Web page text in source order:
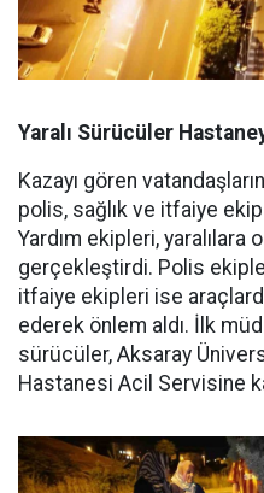
Yaralı Sürücüler
Kazayı gören
polis, sağlık ve itfaiye
Yardım ekipleri, yaralılara
gerçekleştirdi. Polis
itfaiye ekipleri ise
ederek önlem aldı. İlk
sürücüler, Aksaray
Hastanesi Acil Servisine